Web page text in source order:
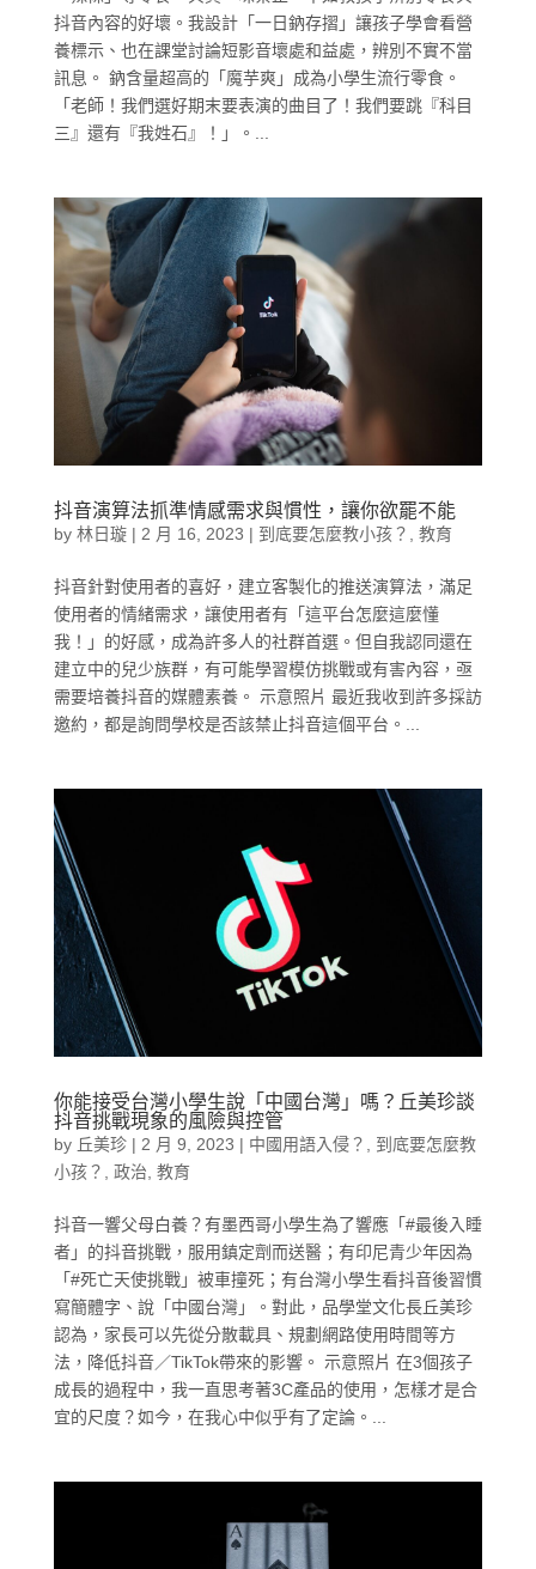
抖音內容的好壞。我設計「一日鈉存摺」讓孩子學會看營
養標示、也在課堂討論短影音壞處和益處，辨別不實不當
訊息。 鈉含量超高的「魔芋爽」成為小學生流行零食。
「老師！我們選好期末要表演的曲目了！我們要跳『科目
三』還有『我姓石』！」。...
抖音演算法抓準情感需求與慣性，讓你欲罷不能
by 林日璇| 2 月 16, 2023 | 到底要怎麼教小孩？ 教育
抖音針對使用者的喜好，建立客製化的推送演算法，滿足
使用者的情緒需求，讓使用者有「這平台怎麼這麼懂
我！」的好感，成為許多人的社群首選。但自我認同還在
建立中的兒少族群，有可能學習模仿挑戰或有害內容，亟
需要培養抖音的媒體素養。 示意照片 最近我收到許多採訪
邀約，都是詢問學校是否該禁止抖音這個平台。...
你能接受台灣小學生說「中國台灣」嗎？丘美珍談
抖音挑戰現象的風險與控管
by 丘美珍| 2 月 9, 2023 | 中國用語入侵？
到底要怎麼教
小孩？
政治 教育
抖音一響父母白養？有墨西哥小學生為了響應「#最後入睡
者」的抖音挑戰，服用鎮定劑而送醫；有印尼青少年因為
「#死亡天使挑戰」被車撞死；有台灣小學生看抖音後習慣
寫簡體字、說「中國台灣」。對此，品學堂文化長丘美珍
認為，家長可以先從分散載具、規劃網路使用時間等方
法，降低抖音／TikTok帶來的影響。 示意照片 在3個孩子
成長的過程中，我一直思考著3C產品的使用，怎樣才是合
宜的尺度？如今，在我心中似乎有了定論。...